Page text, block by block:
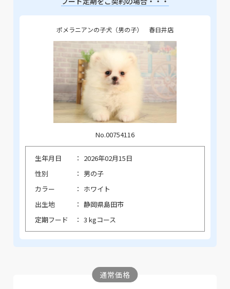
ポメラニアンの子犬（男の子） 春日井店
No.00754116
生年月日
2026年02月15日
性別
男の子
カラー
ホワイト
出生地
静岡県島田市
定期フード
3 kgコース
通常価格